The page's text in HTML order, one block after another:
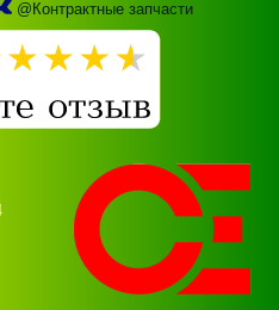
@Контрактные запчасти